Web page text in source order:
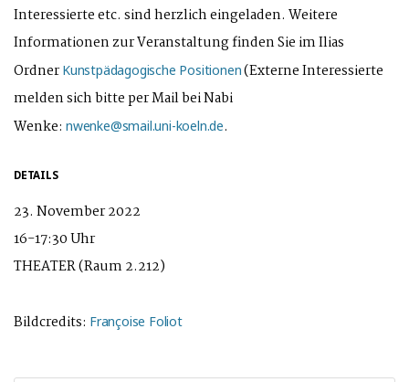
Interessierte etc. sind herzlich eingeladen. Weitere
Informationen zur Veranstaltung finden Sie im Ilias
OrdnerKunstpädagogische Positionen(Externe Interessierte
melden sich bitte per Mail bei Nabi
Wenke: nwenke@smail.uni-koeln.de.
DETAILS
23. November 2022
16-17:30 Uhr
THEATER (Raum 2.212)
Bildcredits: Françoise Foliot